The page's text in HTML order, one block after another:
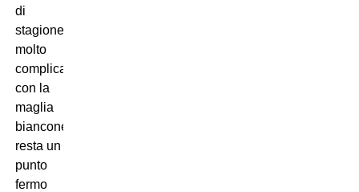
di
stagione
molto
complicato
con la
maglia
bianconera,
resta un
punto
fermo